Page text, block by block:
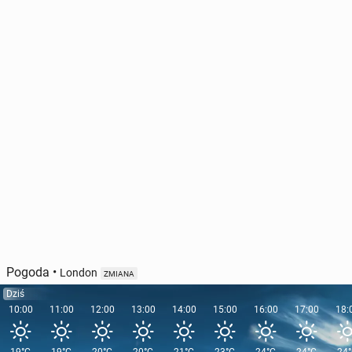
Pogoda • London ZMIANA
Dziś
10:00
11:00 12:00 13:00 14:00 15:00 16:00 17:00